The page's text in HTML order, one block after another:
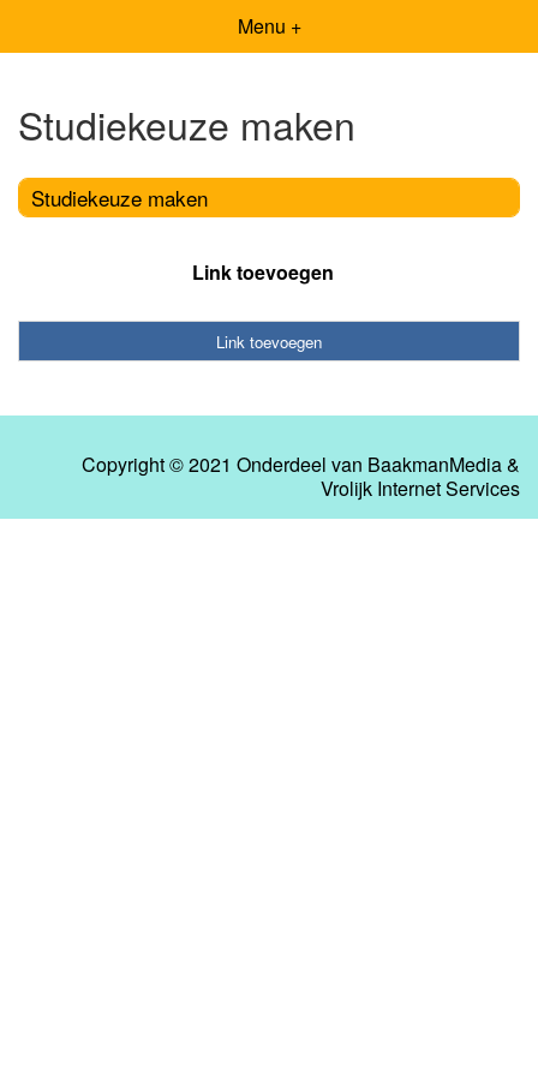
Menu +
Studiekeuze maken
Studiekeuze maken
Link toevoegen
Link toevoegen
Copyright © 2021 Onderdeel van BaakmanMedia&
Vrolijk Internet Services